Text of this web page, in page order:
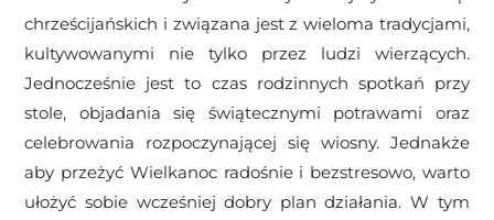
chrześcijańskich i związana jest z wieloma tradycjami,
kultywowanymi nie tylko przez ludzi wierzących.
Jednocześnie jest to czas rodzinnych spotkań przy
stole, objadania się świątecznymi potrawami oraz
celebrowania rozpoczynającej się wiosny. Jednakże
aby przeżyć Wielkanoc radośnie i bezstresowo, warto
ułożyć sobie wcześniej dobry plan działania. W tym